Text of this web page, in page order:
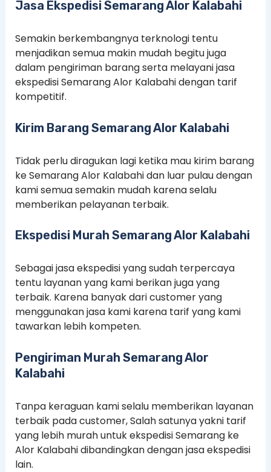
Jasa Ekspedisi Semarang Alor Kalabahi
Semakin berkembangnya terknologi tentu
menjadikan semua makin mudah begitu juga
dalam pengiriman barang serta melayani jasa
ekspedisi Semarang Alor Kalabahi dengan tarif
kompetitif.
Kirim Barang Semarang Alor Kalabahi
Tidak perlu diragukan lagi ketika mau kirim barang
ke Semarang Alor Kalabahi dan luar pulau dengan
kami semua semakin mudah karena selalu
memberikan pelayanan terbaik.
Ekspedisi Murah Semarang Alor Kalabahi
Sebagai jasa ekspedisi yang sudah terpercaya
tentu layanan yang kami berikan juga yang
terbaik. Karena banyak dari customer yang
menggunakan jasa kami karena tarif yang kami
tawarkan lebih kompeten.
Pengiriman Murah Semarang Alor
Kalabahi
Tanpa keraguan kami selalu memberikan layanan
terbaik pada customer, Salah satunya yakni tarif
yang lebih murah untuk ekspedisi Semarang ke
Alor Kalabahi dibandingkan dengan jasa ekspedisi
lain.